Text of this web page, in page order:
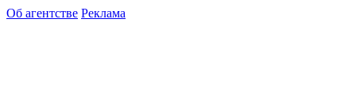
Об агентстве Реклама